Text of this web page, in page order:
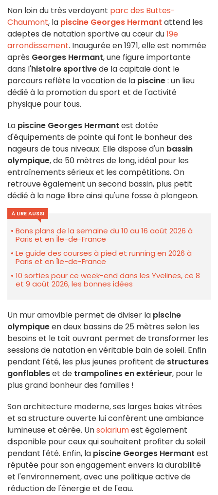
Non loin du très verdoyant parc des Buttes-
Chaumont, la piscine Georges Hermant attend les
adeptes de natation sportive au cœur du19e
arrondissement. Inaugurée en 1971, elle est nommée
après Georges Hermant, une figure importante
dans l'histoire sportivede la capitale dont le
parcours reflète la vocation de la piscine: un lieu
dédié à la promotion du sport et de l'activité
physique pour tous.
La piscine Georges Hermant est dotée
d'équipements de pointe qui font le bonheur des
nageurs de tous niveaux. Elle dispose d'un bassin
olympique, de 50 mètres de long, idéal pour les
entraînements sérieux et les compétitions. On
retrouve également un second bassin, plus petit
dédié à la nage libre ainsi qu'une fosse à plongeon.
À LIRE AUSSI
Bons plans de la semaine du 10 au 16 août 2026 à
Paris et en Île-de-France
Le guide des courses à pied et running en 2026 à
Paris et en Île-de-France
10 sorties pour ce week-end dans les Yvelines, ce 8
et 9 août 2026, les bonnes idées
Un mur amovible permet de diviser la piscine
olympiqueen deux bassins de 25 mètres selon les
besoins et le toit ouvrant permet de transformer les
sessions de natation en véritable bain de soleil. Enfin
pendant l'été, les plus jeunes profitent de structures
gonflableset de trampolines en extérieur, pour le
plus grand bonheur des familles !
Son architecture moderne, ses larges baies vitrées
et sa structure ouverte lui confèrent une ambiance
lumineuse et aérée. Unsolariumest également
disponible pour ceux qui souhaitent profiter du soleil
pendant l'été. Enfin, la piscine Georges Hermant est
réputée pour son engagement envers la durabilité
et l'environnement, avec une politique active de
réduction de l'énergie et de l'eau.